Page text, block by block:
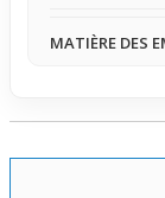
MATIÈRE DES